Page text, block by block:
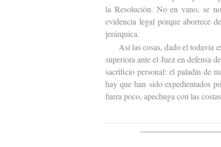
la Resolución. No en vano, se
evidencia legal porque aborrece
jerárquica.
Así las cosas, dado el todavía
superiora ante el Juez en defensa
sacrificio personal: el paladín de
hay que han sido expedientados
fuera poco, apechuga con las